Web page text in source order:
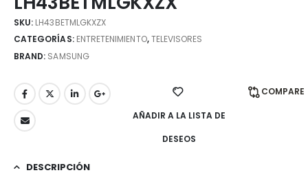
SKU: LH43BETMLGKXZX
CATEGORÍAS: ENTRETENIMIENTO,TELEVISORES
BRAND: SAMSUNG
AÑADIR A LA LISTA DE
DESEOS
COMPARE
DESCRIPCIÓN